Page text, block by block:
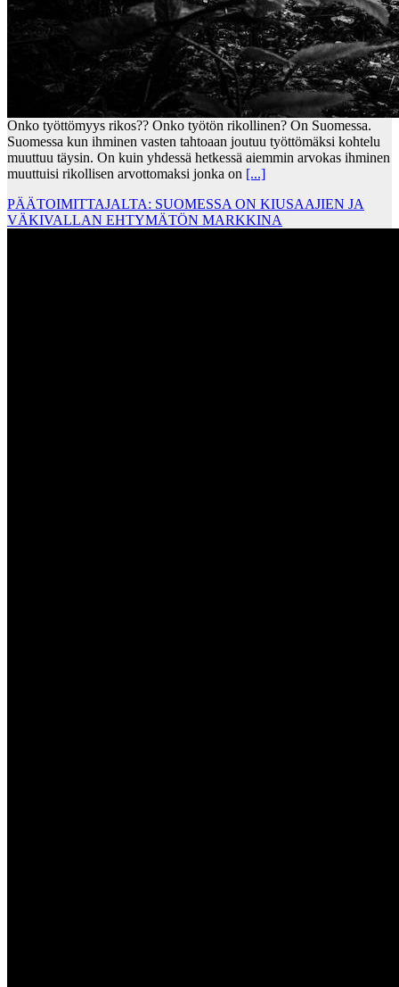
Onko työttömyys rikos?? Onko työtön rikollinen? On Suomessa.
Suomessa kun ihminen vasten tahtoaan joutuu työttömäksi kohtelu
muuttuu täysin. On kuin yhdessä hetkessä aiemmin arvokas ihminen
muuttuisi rikollisen arvottomaksi jonka on [...]
PÄÄTOIMITTAJALTA: SUOMESSA ON KIUSAAJIEN JA
VÄKIVALLAN EHTYMÄTÖN MARKKINA